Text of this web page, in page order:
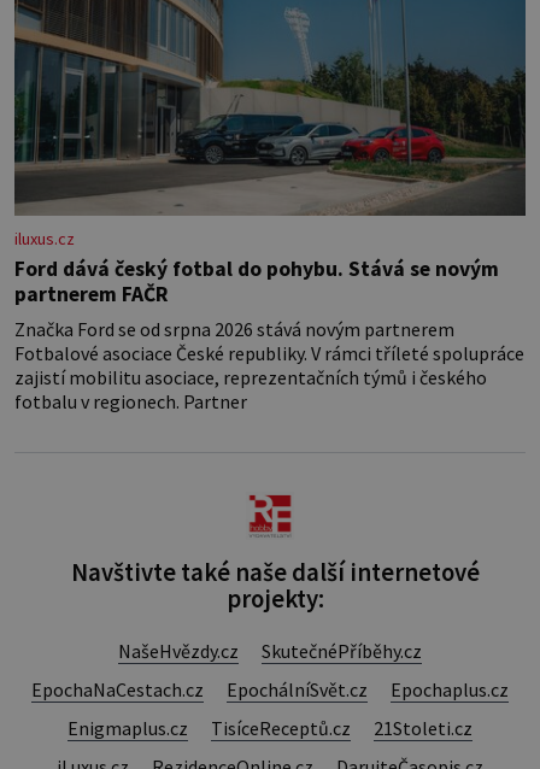
iluxus.cz
Ford dává český fotbal do pohybu. Stává se novým
partnerem FAČR
Značka Ford se od srpna 2026 stává novým partnerem
Fotbalové asociace České republiky. V rámci tříleté spolupráce
zajistí mobilitu asociace, reprezentačních týmů i českého
fotbalu v regionech. Partner
Navštivte také naše další internetové
projekty:
NašeHvězdy.cz
SkutečnéPříběhy.cz
EpochaNaCestach.cz
EpochálníSvět.cz
Epochaplus.cz
Enigmaplus.cz
TisíceReceptů.cz
21Stoleti.cz